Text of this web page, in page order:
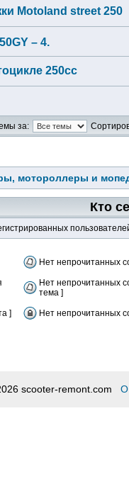
Motoland street 250
– 4.
250сс
за:
мотороллеры и
Кто
Нет непрочитанных
Нет непрочитанных
тема ]
] Нет непрочитанных
scooter-remont.com О